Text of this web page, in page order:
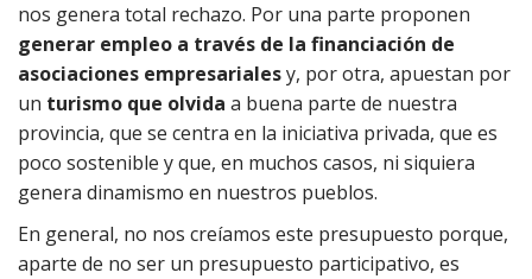
nos genera total rechazo. Por una parte proponen
generar empleo a través de la financiación de
asociaciones empresarialesy, por otra, apuestan por
un turismo que olvida a buena parte de nuestra
provincia, que se centra en la iniciativa privada, que es
poco sostenible y que, en muchos casos, ni siquiera
genera dinamismo en nuestros pueblos.
En general, no nos creíamos este presupuesto porque,
aparte de no ser un presupuesto participativo, es